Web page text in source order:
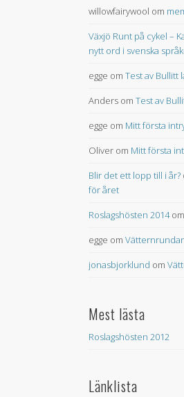
willowfairywool om
Växjö Runt på cykel –
nytt ord i svenska
egge omTest av Bullitt
Anders omTest av
egge om Mitt första
Oliver om Mitt första
Blir det ett lopp till i år?
för året
Roslagshösten 2014om
egge om
jonasbjorklund om
Mest lästa
Roslagshösten 2012
Länklista